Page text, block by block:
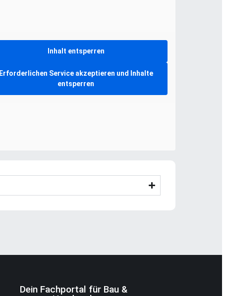
Inhalt entsperren
Erforderlichen Service akzeptieren und Inhalte
entsperren
Dein Fachportal für Bau &